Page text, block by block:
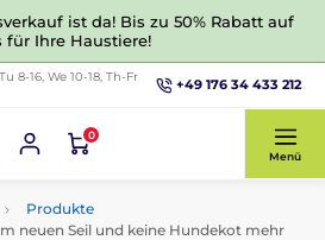
ist da! Bis zu 50% Rabatt auf
für Ihre Haustiere!
8-16, We 10-18, Th-Fr
+49 176 34 433 212
0
Menü
Produkte
neuen Seil und keine Hundekot mehr